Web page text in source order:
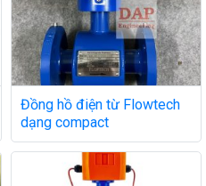
Đồng hồ điện từ Flowtech
dạng compact